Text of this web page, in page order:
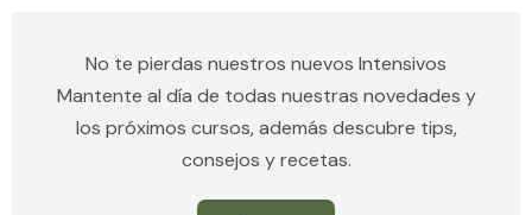
No te pierdas nuestros nuevos Intensivos
Mantente al día de todas nuestras novedades y
los próximos cursos, además descubre tips,
consejos y recetas.